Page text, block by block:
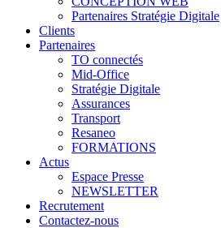
Partenaires Stratégie Digitale
Clients
Partenaires
TO connectés
Mid-Office
Stratégie Digitale
Assurances
Transport
Resaneo
FORMATIONS
Actus
Espace Presse
NEWSLETTER
Recrutement
Contactez-nous